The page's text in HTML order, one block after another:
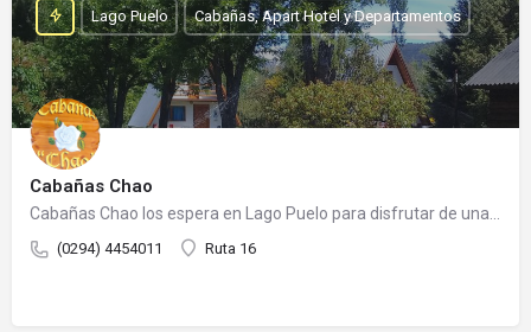
Cabañas Chao
(0294) 4454011 Ruta 16
Lago Puelo Cabañas, Apart Hotel y Departamentos